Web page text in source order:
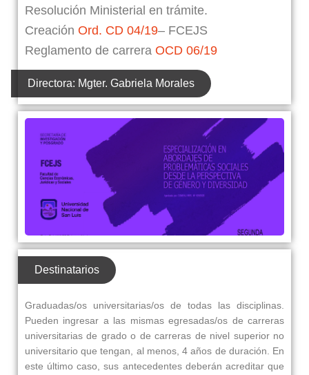
Resolución Ministerial en trámite.
Creación Ord. CD 04/19– FCEJS
Reglamento de carrera OCD 06/19
Directora: Mgter. Gabriela Morales
Destinatarios
Graduadas/os universitarias/os de todas las disciplinas.
Pueden ingresar a las mismas egresadas/os de carreras
universitarias de grado o de carreras de nivel superior no
universitario que tengan, al menos, 4 años de duración. En
este último caso, sus antecedentes deberán acreditar que